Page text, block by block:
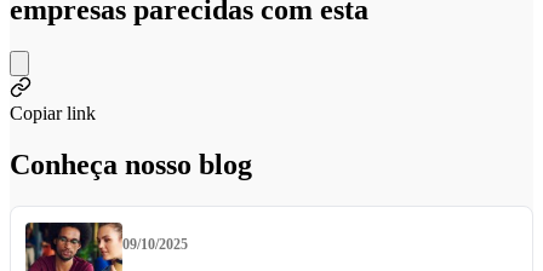
empresas parecidas com esta
Copiar link
Conheça nosso blog
09/10/2025